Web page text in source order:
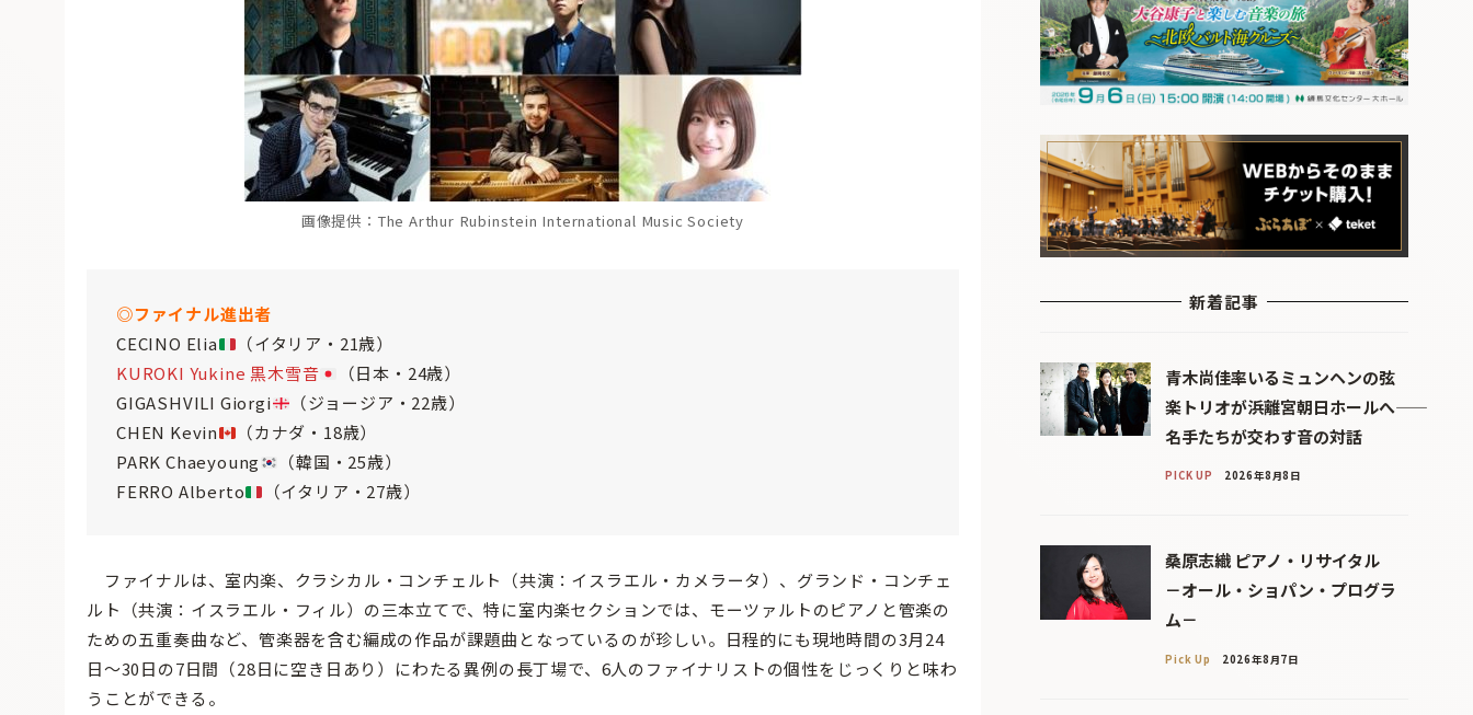
画像提供：The Arthur Rubinstein International Music Society
◎ファイナル進出者
CECINO Elia
（イタリア・21歳）
KUROKI Yukine 黒木雪音
（日本・24歳）
GIGASHVILI Giorgi
（ジョージア・22歳）
CHEN Kevin
（カナダ・18歳）
PARK Chaeyoung
（韓国・25歳）
FERRO Alberto
（イタリア・27歳）
ファイナルは、室内楽、クラシカル・コンチェルト（共演：イスラエル・カメラータ）、グランド・コンチェ
ルト（共演：イスラエル・フィル）の三本立てで、特に室内楽セクションでは、モーツァルトのピアノと管楽の
ための五重奏曲など、管楽器を含む編成の作品が課題曲となっているのが珍しい。日程的にも現地時間の3月24
日〜30日の7日間（28日に空き日あり）にわたる異例の長丁場で、6人のファイナリストの個性をじっくりと味わ
うことができる。
新着記事
青木尚佳率いるミュンヘンの弦
楽トリオが浜離宮朝日ホールへ――
名手たちが交わす音の対話
PICK UP 2026年8月8日
桑原志織 ピアノ・リサイタル
－オール・ショパン・プログラ
ム－
Pick Up 2026年8月7日